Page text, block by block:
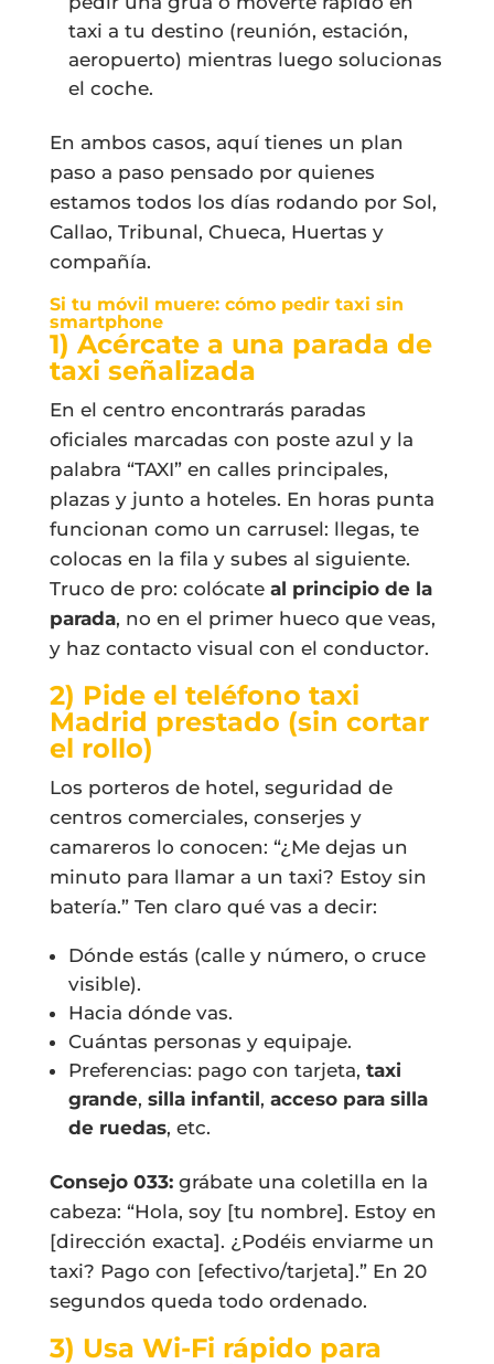
taxi a tu destino (reunión, estación,
aeropuerto) mientras luego solucionas
el coche.
En ambos casos, aquí tienes un plan
paso a paso pensado por quienes
estamos todos los días rodando por Sol,
Callao, Tribunal, Chueca, Huertas y
compañía.
Si tu móvil muere: cómo pedir taxi sin
smartphone
1) Acércate a una parada de
taxi señalizada
En el centro encontrarás paradas
oficiales marcadas con poste azul y la
palabra “TAXI” en calles principales,
plazas y junto a hoteles. En horas punta
funcionan como un carrusel: llegas, te
colocas en la fila y subes al siguiente.
Truco de pro: colócate al principio de la
parada, no en el primer hueco que veas,
y haz contacto visual con el conductor.
2) Pide el teléfono taxi
Madrid prestado (sin cortar
el rollo)
Los porteros de hotel, seguridad de
centros comerciales, conserjes y
camareros lo conocen: “¿Me dejas un
minuto para llamar a un taxi? Estoy sin
batería.” Ten claro qué vas a decir:
Dónde estás (calle y número, o cruce
visible).
Hacia dónde vas.
Cuántas personas y equipaje.
Preferencias: pago con tarjeta, taxi
grande, silla infantil, acceso para silla
de ruedas, etc.
Consejo 033:grábate una coletilla en la
cabeza: “Hola, soy [tu nombre]. Estoy en
[dirección exacta]. ¿Podéis enviarme un
taxi? Pago con [efectivo/tarjeta].” En 20
segundos queda todo ordenado.
3) Usa Wi-Fi rápido para